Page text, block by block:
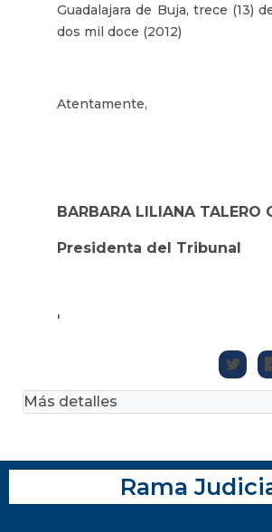
Guadalajara de Buja, trece (13)
dos mil doce (2012)
Atentamente,
BARBARA LILIANA TALERO
Presidenta del Tribunal
'
Más detalles
Rama